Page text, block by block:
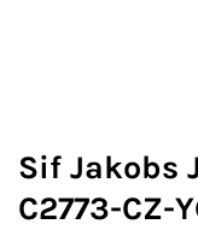
Sif Jakobs
C2773-CZ-